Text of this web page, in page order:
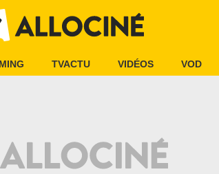
TVACTU VIDÉOS VOD